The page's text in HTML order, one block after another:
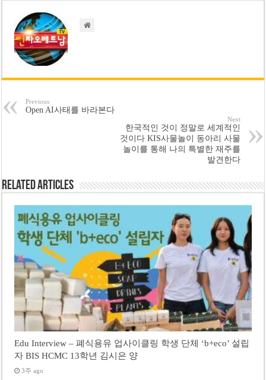
Previous
Open AI사태를 바라본다
Next
한국적인 것이 정말로 세계적인
것이다 KIS사물놀이 동아리 사물
놀이를 통해 나의 특별한 재주를
발견한다
Related Articles
Edu Interview – 폐식용유 업사이클링 학생 단체 ‘b+eco’ 설립
자 BIS HCMC 13학년 김시은 양
3주 ago